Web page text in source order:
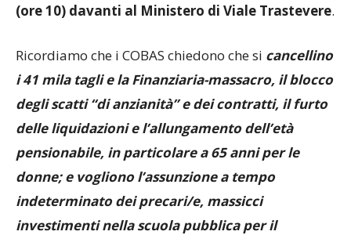
(ore 10) davanti al Ministero di Viale Trastevere.
Ricordiamo che i COBAS chiedono che si cancellino
i 41 mila tagli e la Finanziaria-massacro, il blocco
degli scatti “di anzianità” e dei contratti, il furto
delle liquidazioni e l’allungamento dell’età
pensionabile, in particolare a 65 anni per le
donne; e vogliono l’assunzione a tempo
indeterminato dei precari/e, massicci
investimenti nella scuola pubblica per il